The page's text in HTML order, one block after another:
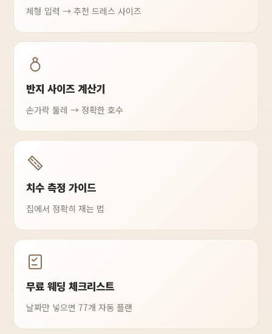
체형 입력 → 추천 드레스 사이즈
반지 사이즈 계산기
손가락 둘레 → 정확한 호수
치수 측정 가이드
집에서 정확히 재는 법
무료 웨딩 체크리스트
날짜만 넣으면 77개 자동 플랜